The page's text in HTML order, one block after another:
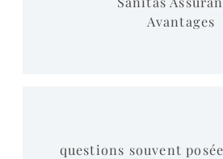
Avantages
questions souvent